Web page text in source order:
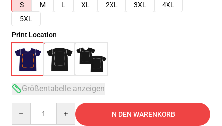
S
M L XL 2XL 3XL
4XL
5XL
Print Location
Größentabelle anzeigen
IN DEN WARENKORB